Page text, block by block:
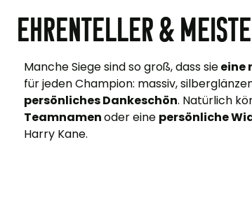
Ehrenteller &
Manche Siege sind so groß, dass sieeine
für jeden Champion: massiv,
persönliches Dankeschön. Natürlich
Teamnamenoder eine persönliche
Harry Kane.